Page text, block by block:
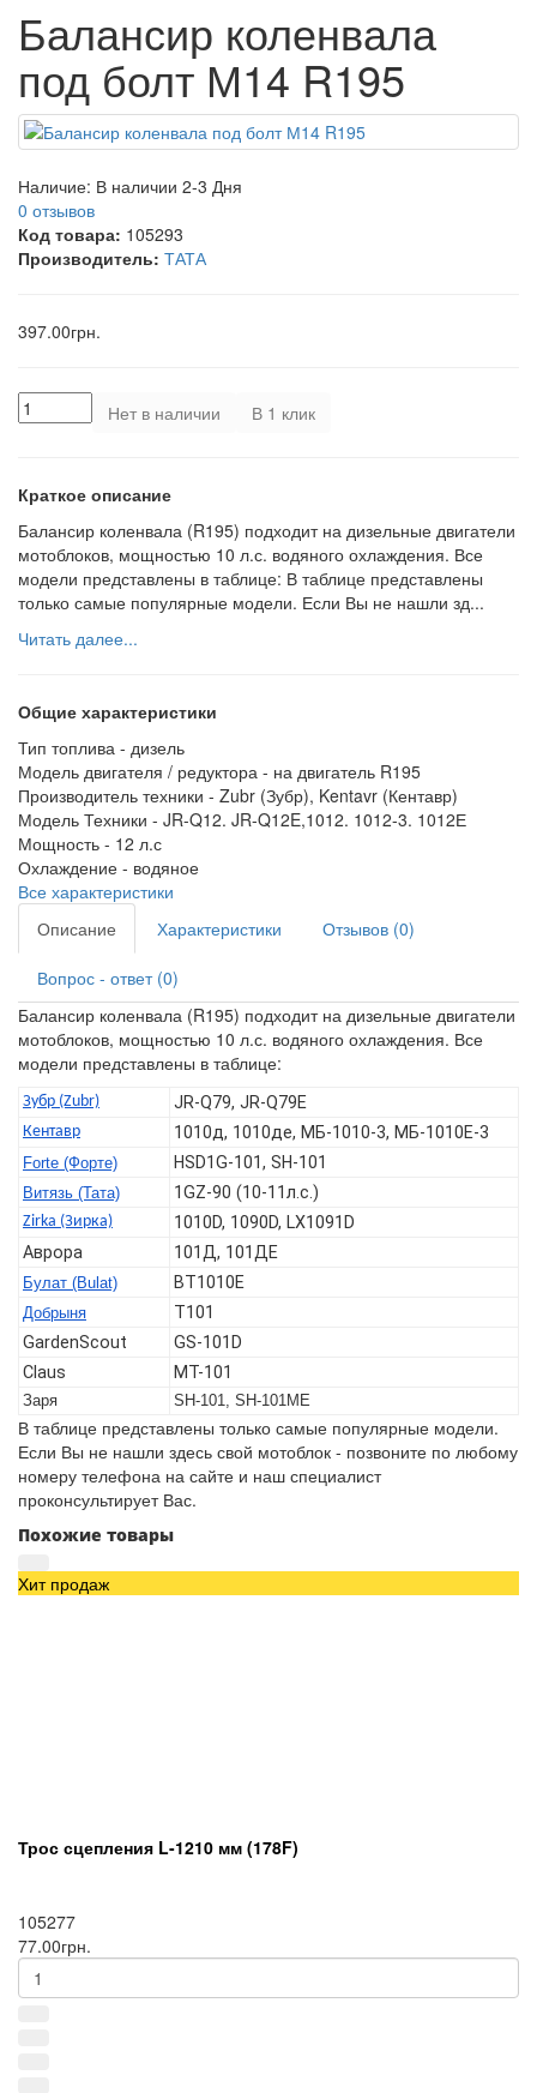
Балансир коленвала
под болт М14 R195
Наличие: В наличии 2-3 Дня
0 отзывов
Код товара: 105293
Производитель: ТАТА
397.00грн.
Нет в наличии В 1 клик
Краткое описание
Балансир коленвала (R195) подходит на дизельные двигатели
мотоблоков, мощностью 10 л.с. водяного охлаждения. Все
модели представлены в таблице: В таблице представлены
только самые популярные модели. Если Вы не нашли зд...
Читать далее...
Общие характеристики
Тип топлива - дизель
Модель двигателя / редуктора - на двигатель R195
Производитель техники - Zubr (Зубр), Kentavr (Кентавр)
Модель Техники - JR-Q12. JR-Q12E,1012. 1012-3. 1012Е
Мощность - 12 л.с
Охлаждение - водяное
Все характеристики
Описание
Характеристики Отзывов (0)
Вопрос - ответ (0)
Балансир коленвала (R195) подходит на дизельные двигатели
мотоблоков, мощностью 10 л.с. водяного охлаждения. Все
модели представлены в таблице:
Зубр (Zubr) JR-Q79, JR-Q79E
Кентавр 1010д, 1010де, МБ-1010-3, МБ-1010Е-3
Forte (Форте) HSD1G-101, SH-101
Витязь (Тата) 1GZ-90 (10-11л.с.)
Zirka (Зирка)
1010D, 1090D, LX1091D
Аврора
101Д, 101ДЕ
Булат (Bulat) BT1010E
Добрыня
T101
GardenScout
GS-101D
Claus
MT-101
Заря SH-101, SH-101ME
В таблице представлены только самые популярные модели.
Если Вы не нашли здесь свой мотоблок - позвоните по любому
номеру телефона на сайте и наш специалист
проконсультирует Вас.
Похожие товары
Хит продаж
Трос сцепления L-1210 мм (178F)
105277
77.00грн.